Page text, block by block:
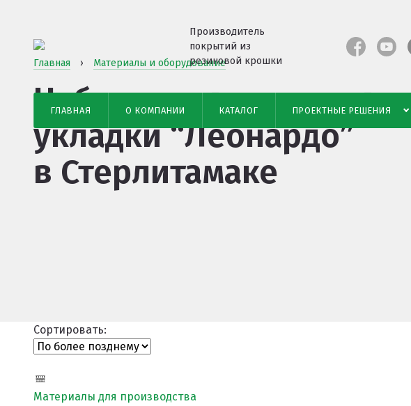
Производитель
покрытий из
резиновой крошки
ГЛАВНАЯ О КОМПАНИИ КАТАЛОГ ПРОЕКТНЫЕ РЕШЕНИЯ
ПРОЕКТНЫЕ РЕШЕНИЯ СПОРТИВНЫХ ПЛОЩАДОК
Главная › Материалы и оборудование
Наборы для
укладки “Леонардо”
в Стерлитамаке
Сортировать:
Материалы для производства